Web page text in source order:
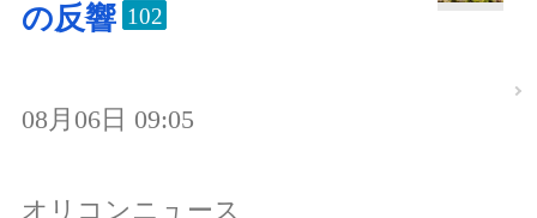
の反響 102
08月06日 09:05
オリコンニュース